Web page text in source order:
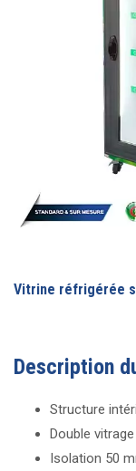
Vitrine réfrigérée
Description
Structure
Double
Isolation 50